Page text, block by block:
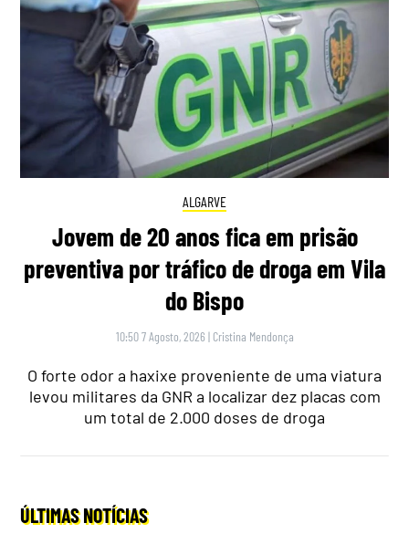
ALGARVE
Jovem de 20 anos fica em prisão
preventiva por tráfico de droga em Vila
do Bispo
10:50 7 Agosto, 2026 | Cristina Mendonça
O forte odor a haxixe proveniente de uma viatura
levou militares da GNR a localizar dez placas com
um total de 2.000 doses de droga
ÚLTIMAS NOTÍCIAS